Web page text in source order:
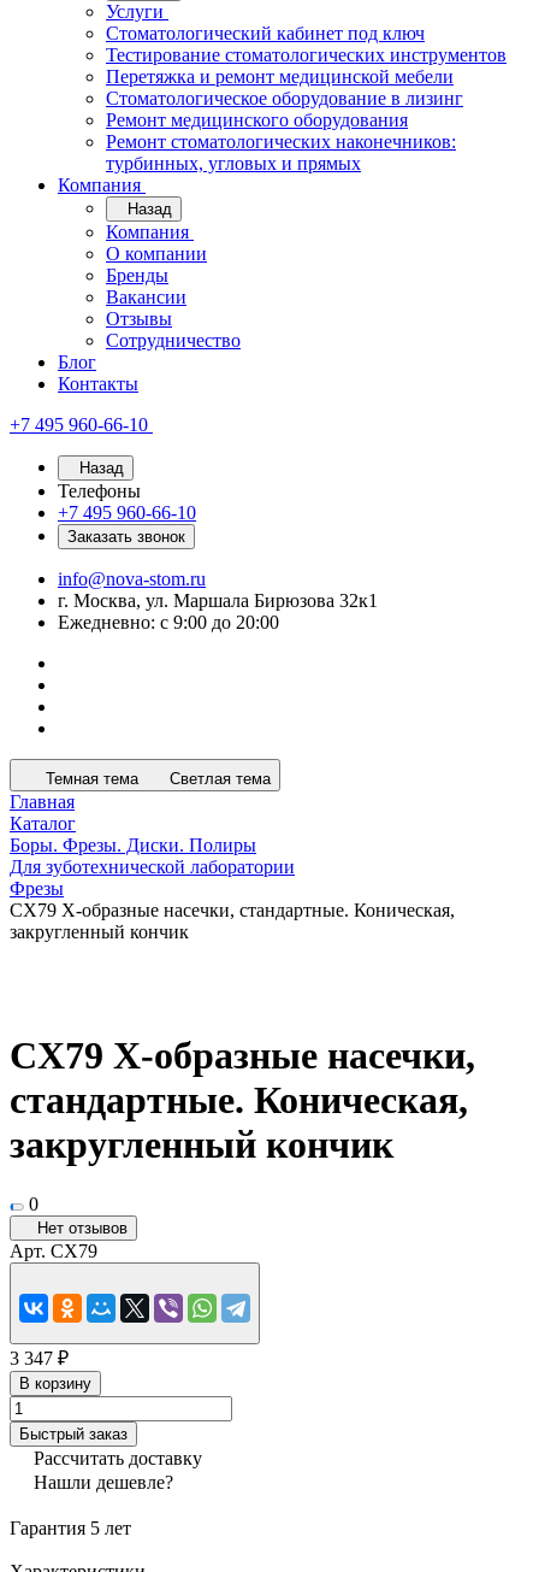
Услуги
Стоматологический кабинет под ключ
Тестирование стоматологических инструментов
Перетяжка и ремонт медицинской мебели
Стоматологическое оборудование в лизинг
Ремонт медицинского оборудования
Ремонт стоматологических наконечников:
турбинных, угловых и прямых
Компания
Назад
Компания
О компании
Бренды
Вакансии
Отзывы
Сотрудничество
Блог
Контакты
+7 495 960-66-10
Назад
Телефоны
+7 495 960-66-10
Заказать звонок
info@nova-stom.ru
г. Москва, ул. Маршала Бирюзова 32к1
Ежедневно: с 9:00 до 20:00
Темная тема Светлая тема
Главная
Каталог
Боры. Фрезы. Диски. Полиры
Для зуботехнической лаборатории
Фрезы
CX79 X-образные насечки, стандартные. Коническая,
закругленный кончик
CX79 X-образные насечки,
стандартные. Коническая,
закругленный кончик
0
Нет отзывов
Арт. CX79
3 347 ₽
В корзину
Быстрый заказ
Рассчитать доставку
Нашли дешевле?
Гарантия 5 лет